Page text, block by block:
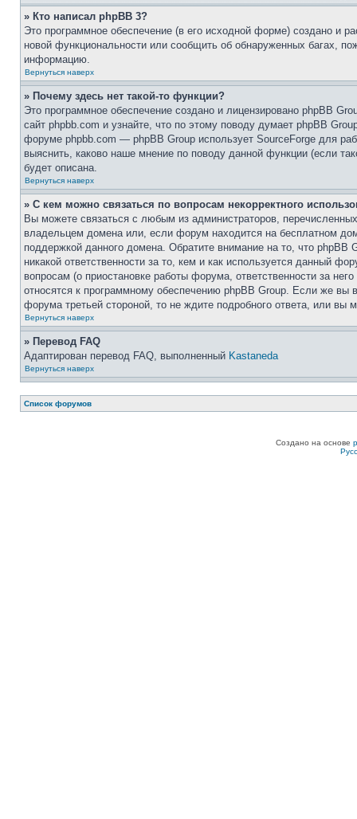
» Кто написал phpBB 3?
Это программное обеспечение (в его исходной форме) создано и
новой функциональности или сообщить об обнаруженных багах,
информацию.
Вернуться наверх
» Почему здесь нет такой-то функции?
Это программное обеспечение создано и лицензировано phpBB
сайт phpbb.com и узнайте, что по этому поводу думает phpBB
форуме phpbb.com — phpBB Group использует SourceForge для
выяснить, каково наше мнение по поводу данной функции (если
будет описана.
Вернуться наверх
» С кем можно связаться по вопросам некорректного
Вы можете связаться с любым из администраторов,
владельцем домена или, если форум находится на бесплатном
поддержкой данного домена. Обратите внимание на то, что
никакой ответственности за то, кем и как используется данный
вопросам (о приостановке работы форума, ответственности за
относятся к программному обеспечению phpBB Group. Если же вы
форума третьей стороной, то не ждите подробного ответа, или вы
Вернуться наверх
» Перевод FAQ
Адаптирован перевод FAQ, выполненный Kastaneda
Вернуться наверх
Список форумов
Создано на основе